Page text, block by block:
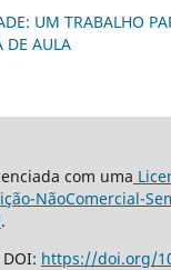
UM TRABALHO
DE AULA
com uma
NãoComercial-
.
https://doi.org/